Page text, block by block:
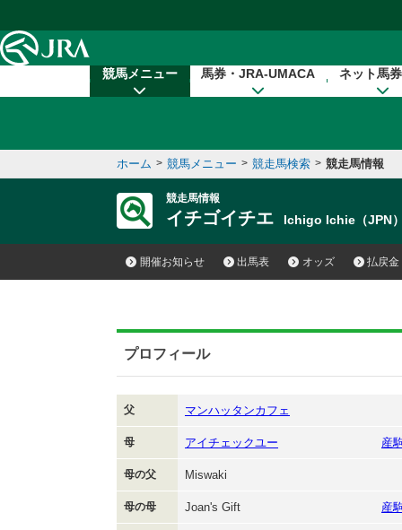
競馬メニュー 馬券・JRA-UMACA ネット馬
ホーム > 競馬メニュー > 競走馬検索 > 競走馬情報
競走馬情報
イチゴイチエ Ichigo Ichie（JPN
開催お知らせ 出馬表 オッズ 払戻金
プロフィール
父 マンハッタンカフェ
母 アイチェックユー 産
母の父 Miswaki
母の母 Joan's Gift 産